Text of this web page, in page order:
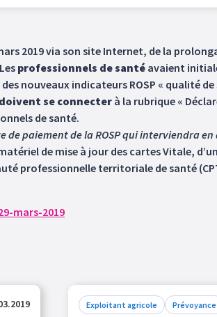
2019 via son site Internet, de la
professionnels de santé avaient
des nouveaux indicateurs ROSP « qualité
se connecter à la rubrique «
de santé.
de paiement de la ROSP qui interviendra en
de mise à jour des cartes Vitale,
professionnelle territoriale de santé
mars-2019
Exploitant agricole Prévoyance